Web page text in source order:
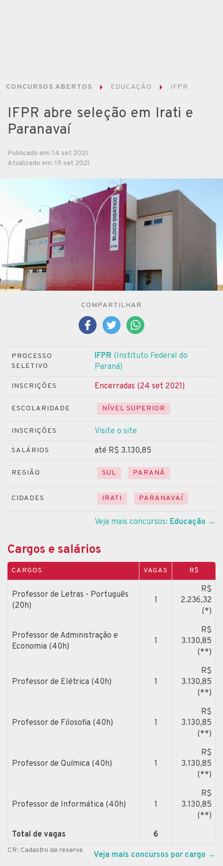
CONCURSOS ABERTOS EDUCAÇÃO IFPR
IFPR abre seleção em Irati e
Paranavaí
Publicado em: 14 set 2021
Atualizado em: 15 set 2021
COMPARTILHAR
PROCESSO
SELETIVO
IFPR (Instituto Federal do
Paraná)
INSCRIÇÕES Encerradas (24 set 2021)
ESCOLARIDADE NÍVEL SUPERIOR
INSCRIÇÕES Visite o site
SALÁRIOS até R$ 3.130,85
REGIÃO SUL PARANÁ
CIDADES IRATI PARANAVAÍ
Veja mais concursos: Educação →
Cargos e salários
CARGOS VAGAS R$
Professor de Letras - Português
(20h)
1
R$
2.236,32
(*)
Professor de Administração e
Economia (40h)
1
R$
3.130,85
(**)
Professor de Elétrica (40h) 1
R$
3.130,85
(**)
Professor de Filosofia (40h) 1
R$
3.130,85
(**)
Professor de Química (40h) 1
R$
3.130,85
(**)
Professor de Informática (40h) 1
R$
3.130,85
(**)
Total de vagas
6
CR: Cadastro de reserva Veja mais concursos por cargo →